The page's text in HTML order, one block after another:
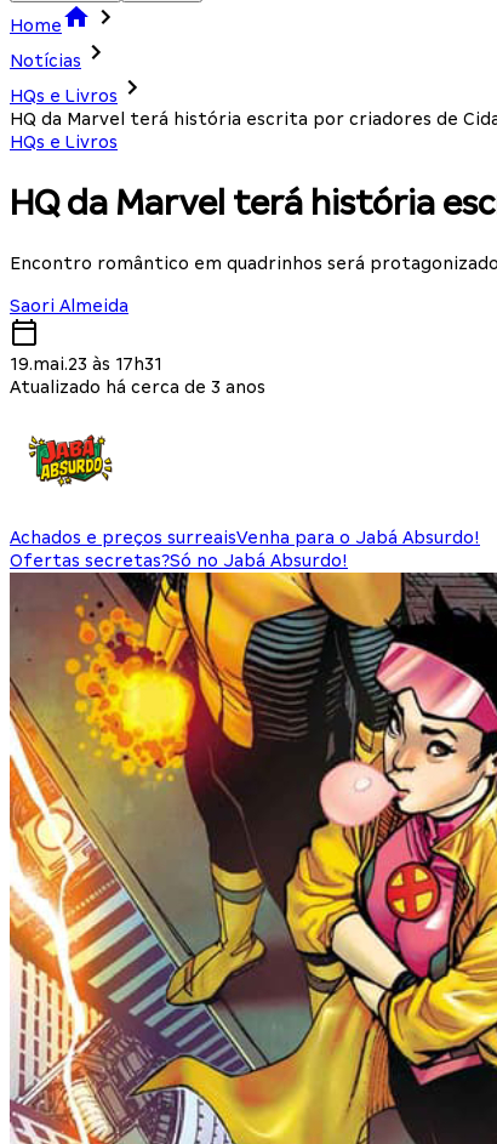
Home
Notícias
HQs e Livros
HQ da Marvel terá história escrita por criadores de
HQs e Livros
HQ da Marvel terá história
Encontro romântico em quadrinhos será
Saori Almeida
19.mai.23 às 17h31
Atualizado há cerca de 3 anos
Achados e preços surreaisVenha para o Jabá Absurdo!
Ofertas secretas?Só no Jabá Absurdo!